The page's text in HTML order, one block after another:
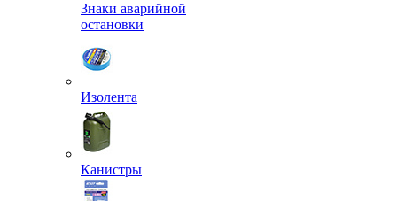
Знаки аварийной
остановки
Изолента
Канистры